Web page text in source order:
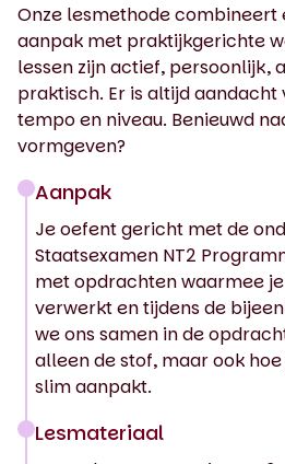
Onze lesmethode
aanpak met praktijkgerichte
lessen zijn actief, persoonlijk,
praktisch. Er is altijd
tempo en niveau. Benieuwd
vormgeven?
Aanpak
Je oefent gericht met de
Staatsexamen NT2
met opdrachten waarmee
verwerkt en tijdens de
we ons samen in de
alleen de stof, maar ook
slim aanpakt.
Lesmateriaal